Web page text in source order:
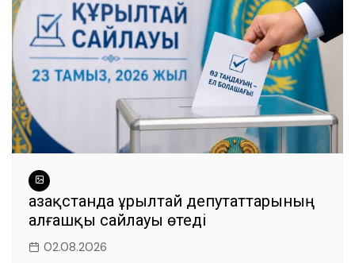
Қазақстанда Құрылтай депутаттарының
алғашқы сайлауы өтеді
02.08.2026